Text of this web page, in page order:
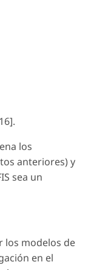
los
anteriores) y
sea un
los modelos de
en el